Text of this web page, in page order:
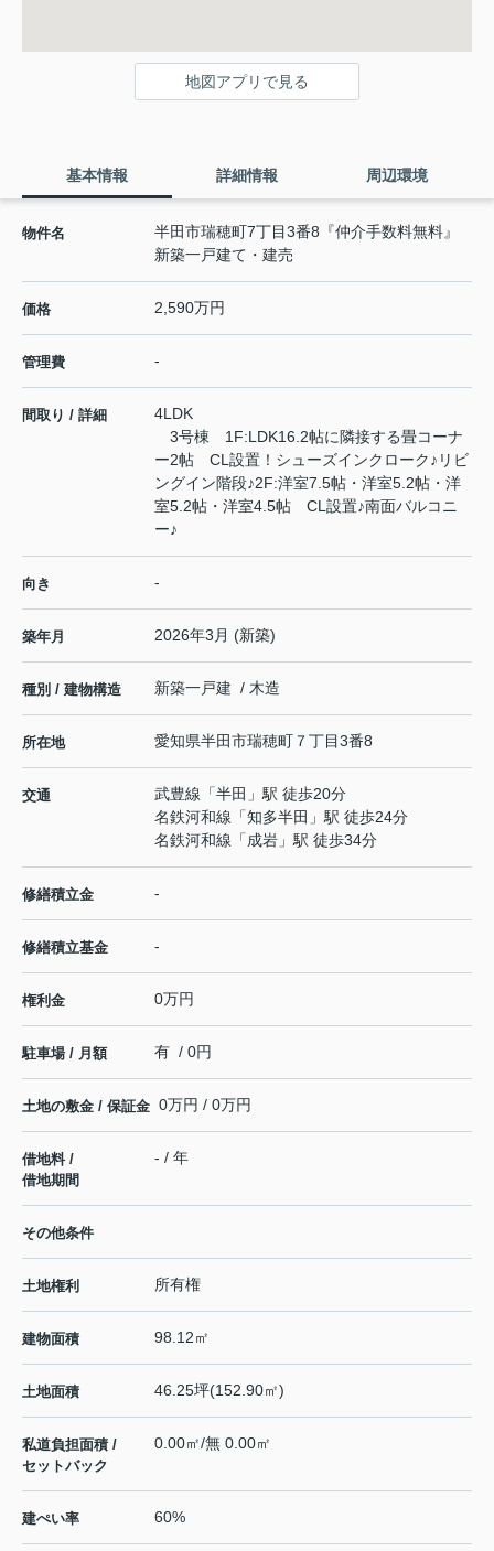
地図アプリで見る
基本情報 詳細情報 周辺環境
物件名
半田市瑞穂町7丁目3番8『仲介手数料無料』
新築一戸建て・建売
価格 2,590万円
管理費 -
間取り / 詳細
4LDK
3号棟 1F:LDK16.2帖に隣接する畳コーナ
ー2帖 CL設置！シューズインクローク♪リビ
ングイン階段♪2F:洋室7.5帖・洋室5.2帖・洋
室5.2帖・洋室4.5帖 CL設置♪南面バルコニ
ー♪
向き -
築年月 2026年3月 (新築)
種別 / 建物構造 新築一戸建 / 木造
所在地 愛知県半田市瑞穂町 ７丁目3番8
交通 武豊線 「半田 」駅 徒歩20分
名鉄河和線 「知多半田 」駅 徒歩24分
名鉄河和線 「成岩 」駅 徒歩34分
修繕積立金 -
修繕積立基金 -
権利金 0万円
駐車場 / 月額 有 / 0円
土地の敷金 / 保証金 0万円 / 0万円
借地料 /
借地期間
- / 年
その他条件
土地権利 所有権
建物面積 98.12㎡
土地面積 46.25坪(152.90㎡)
私道負担面積 /
セットバック
0.00㎡/無 0.00㎡
建ぺい率 60%